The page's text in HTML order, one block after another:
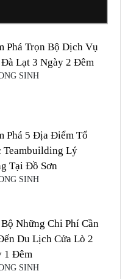
Phá Trọn Bộ Dịch Vụ
Lạt 3 Ngày 2 Đêm
SINH
Phá 5 Địa Điểm Tổ
Teambuilding Lý
Tại Đồ Sơn
SINH
Những Chi Phí Cần
Du Lịch Cửa Lò 2
1 Đêm
SINH